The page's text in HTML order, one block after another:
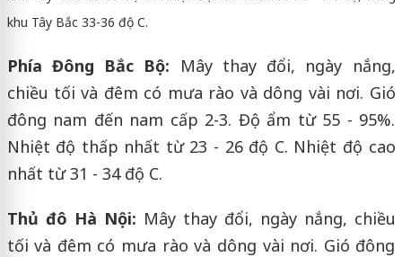
khu Tây Bắc 33-36 độ C.
Phía Đông Bắc Bộ: Mây thay đổi, ngày nắng,
chiều tối và đêm có mưa rào và dông vài nơi. Gió
đông nam đến nam cấp 2-3. Độ ẩm từ 55 - 95%.
Nhiệt độ thấp nhất từ 23 - 26 độ C. Nhiệt độ cao
nhất từ 31 - 34 độ C.
Thủ đô Hà Nội: Mây thay đổi, ngày nắng, chiều
tối và đêm có mưa rào và dông vài nơi. Gió đông